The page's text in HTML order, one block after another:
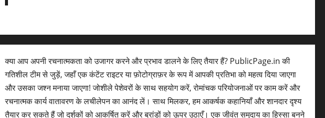
क्या आप अपनी रचनात्मकता को उजागर करने और प्रभाव डालने के लिए तैयार हैं? PublicPage.in की
गतिशील टीम से जुड़ें, जहाँ एक कंटेंट राइटर या फ़ोटोग्राफ़र के रूप में आपकी प्रतिभा को महत्व दिया जाएगा
और उसका जश्न मनाया जाएगा! जोशीले पेशेवरों के साथ सहयोग करें, रोमांचक परियोजनाओं पर काम करें और
रचनात्मक कार्य वातावरण के लचीलेपन का आनंद लें। साथ मिलकर, हम आकर्षक कहानियाँ और शानदार दृश्य
तैयार कर सकते हैं जो दर्शकों को आकर्षित करें और ब्रांडों को ऊपर उठाएँ। एक जीवंत समुदाय का हिस्सा बनने